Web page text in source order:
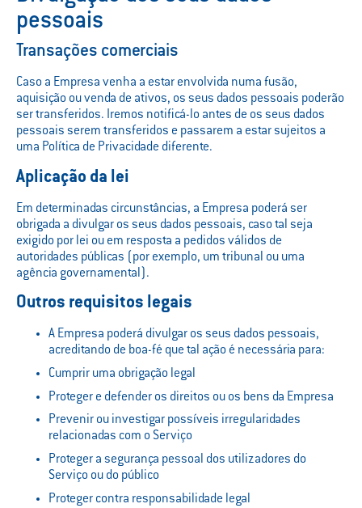
pessoais
Transações comerciais
Caso a Empresa venha a estar envolvida numa fusão,
aquisição ou venda de ativos, os seus dados pessoais poderão
ser transferidos. Iremos notificá-lo antes de os seus dados
pessoais serem transferidos e passarem a estar sujeitos a
uma Política de Privacidade diferente.
Aplicação da lei
Em determinadas circunstâncias, a Empresa poderá ser
obrigada a divulgar os seus dados pessoais, caso tal seja
exigido por lei ou em resposta a pedidos válidos de
autoridades públicas (por exemplo, um tribunal ou uma
agência governamental).
Outros requisitos legais
A Empresa poderá divulgar os seus dados pessoais,
acreditando de boa-fé que tal ação é necessária para:
Cumprir uma obrigação legal
Proteger e defender os direitos ou os bens da Empresa
Prevenir ou investigar possíveis irregularidades
relacionadas com o Serviço
Proteger a segurança pessoal dos utilizadores do
Serviço ou do público
Proteger contra responsabilidade legal